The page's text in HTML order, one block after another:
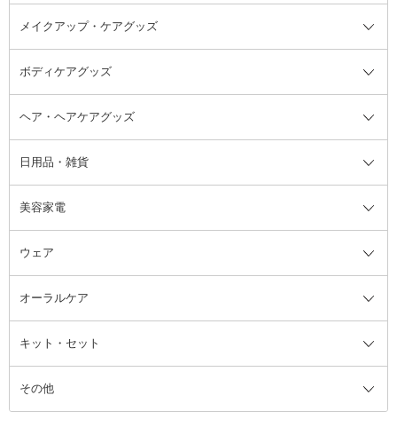
リムーバー・除光液
フレグランスミスト
その他香水・ヘアフレグランス
入浴剤・浴用料・バスソルト全て
バスソルト
メイクアップ・ケアグッズ
メイクアップ・ケアグッズ全て
コットン・綿棒
洗顔グッズ
ブラシ・チップ
ツィザー・毛抜き
カミソリ
ファンデーション・パウダーケー
ス
ミラー・鏡
ボディケアグッズ
ボディケアグッズ全て
マッサージ・ボディケアグッズ
かかと・角質ケアグッズ
絆創膏
ヘア・ヘアケアグッズ
ヘア・ヘアケアグッズ全て
ヘアゴム
ヘアバンド
ヘッドマッサージブラシ
日用品・雑貨
日用品・雑貨全て
柔軟剤
ルームフレグランス・ディフュー
ザー
アロマキャンドル
消臭剤・芳香剤
美容家電
美容家電全て
ボディケア美容家電
その他美容家電
ウェア
ウェア全て
レッグウェア
オーラルケア
オーラルケア全て
歯ブラシ
キット・セット
キット・セット全て
その他